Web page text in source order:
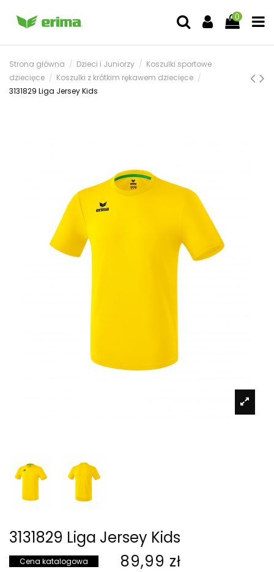
0
Strona główna Dzieci i Juniorzy
Koszulki sportowe
dziecięce
Koszulki z krótkim rękawem dziecięce
3131829 Liga Jersey Kids
3131829 Liga Jersey Kids
Cena katalogowa 89,99 zł